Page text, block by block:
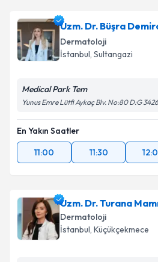
Uzm. Dr. Büşra
Dermatoloji
İstanbul, Sultangazi
Medical Park Tem
Yunus Emre Lütfi Aykaç Blv. No:80 D:G
En Yakın Saatler
11:00
11:30
Uzm. Dr. Turana
Dermatoloji
İstanbul, Küçükçekmece